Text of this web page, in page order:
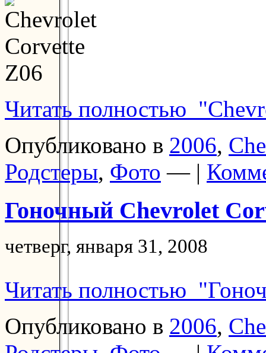
Читать полностью
Опубликовано в 2006,
Родстеры, Фото — |
Гоночный Chevrolet
четверг, января 31, 2008
Читать полностью
Опубликовано в 2006,